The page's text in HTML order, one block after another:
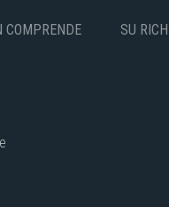
COMPRENDE SU